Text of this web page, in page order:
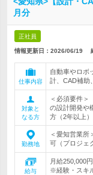
月分
正社員
情報更新日：2026/06/19
仕事内容
自動車やロボ
計、CAD補助
対象と
なる方
＜必須要件＞
の設計開発や
方（2年以上）
勤務地
＜愛知営業
可（プロジェ
給与
月給250,000
※経験・スキ